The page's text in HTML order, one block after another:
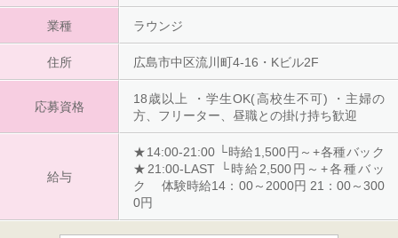
★ 【21:00～翌1:00の４ｈだけでも最低10,00
0円❢】 ４ｈ×20日 月200,000円のお小遣い
★★
業種 ラウンジ
住所 広島市中区流川町4-16・Kビル2F
応募資格
18歳以上 ・学生OK(高校生不可) ・主婦の
方、フリーター、昼職との掛け持ち歓迎
給与
★14:00-21:00 └時給1,500円～+各種バック
★21:00-LAST └時給2,500円～+各種バッ
ク 体験時給14：00～2000円 21：00～300
0円